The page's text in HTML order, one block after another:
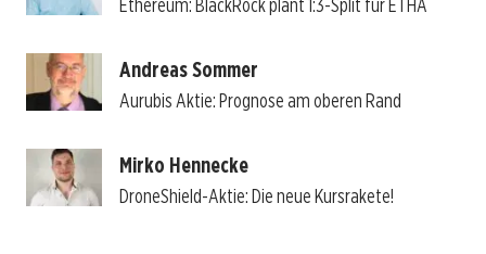
Ethereum: BlackRock plant 1:3-Split für ETHA
Andreas Sommer
Aurubis Aktie: Prognose am oberen Rand
Mirko Hennecke
DroneShield-Aktie: Die neue Kursrakete!